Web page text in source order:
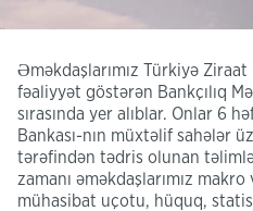
Əməkdaşlarımız Türkiyə Ziraat
fəaliyyət göstərən Bankçılıq
sırasında yer alıblar. Onlar 6
Bankası-nın müxtəlif sahələr
tərəfindən tədris olunan
zamanı əməkdaşlarımız
mühasibat uçotu, hüquq,